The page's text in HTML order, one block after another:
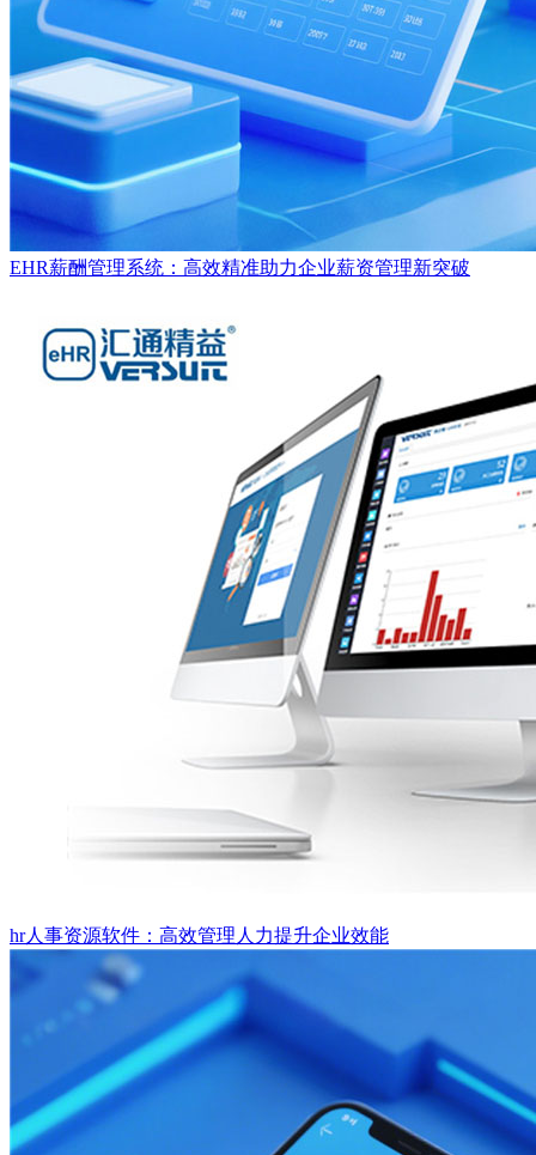
EHR薪酬管理系统：高效精准助力企业薪资管理新突破
hr人事资源软件：高效管理人力提升企业效能